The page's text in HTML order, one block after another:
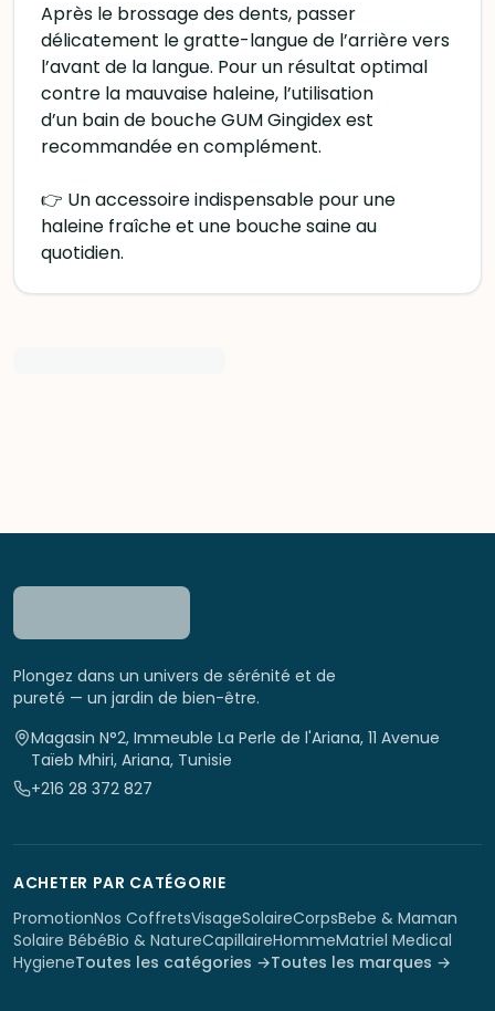
Après le brossage des dents, passer
délicatement le gratte-langue de l’arrière vers
l’avant de la langue. Pour un résultat optimal
contre la mauvaise haleine, l’utilisation
d’un bain de bouche GUM Gingidex est
recommandée en complément.
👉 Un accessoire indispensable pour une
haleine fraîche et une bouche saine au
quotidien.
Plongez dans un univers de sérénité et de
pureté — un jardin de bien-être.
Magasin N°2, Immeuble La Perle de l'Ariana, 11 Avenue
Taïeb Mhiri, Ariana, Tunisie
+216 28 372 827
ACHETER PAR CATÉGORIE
PromotionNos CoffretsVisageSolaireCorpsBebe & Maman
Solaire BébéBio & NatureCapillaireHommeMatriel Medical
HygieneToutes les catégories →Toutes les marques →